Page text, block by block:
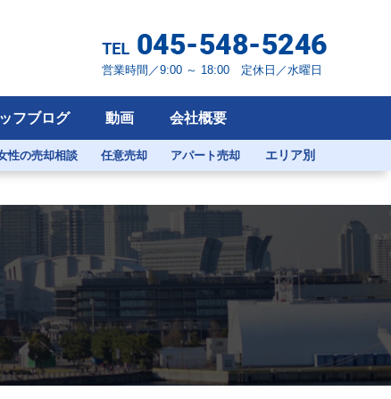
営業時間／9:00 ～ 18:00 定休日／水曜日
フブログ 動画 会社概要
性の売却相談 任意売却 アパート売却 エリア別